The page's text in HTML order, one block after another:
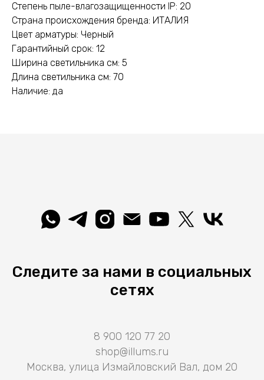
Степень пыле-влагозащищенности IP: 20
Страна происхождения бренда: ИТАЛИЯ
Цвет арматуры: Черный
Гарантийный срок: 12
Ширина светильника см: 5
Длина светильника см: 70
Наличие: да
Следите за нами в социальных
сетях
8 900 120 77 20
shop@illums.ru
Москва, улица Измайловский Вал, дом 20